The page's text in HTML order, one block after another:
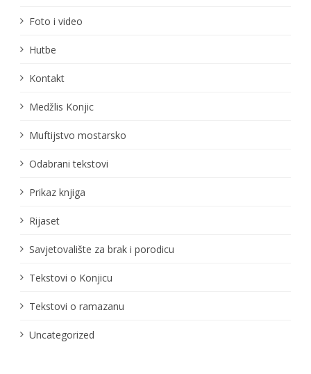
Foto i video
Hutbe
Kontakt
Medžlis Konjic
Muftijstvo mostarsko
Odabrani tekstovi
Prikaz knjiga
Rijaset
Savjetovalište za brak i porodicu
Tekstovi o Konjicu
Tekstovi o ramazanu
Uncategorized